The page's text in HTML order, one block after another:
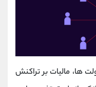
ها، مالیات بر تراکنش